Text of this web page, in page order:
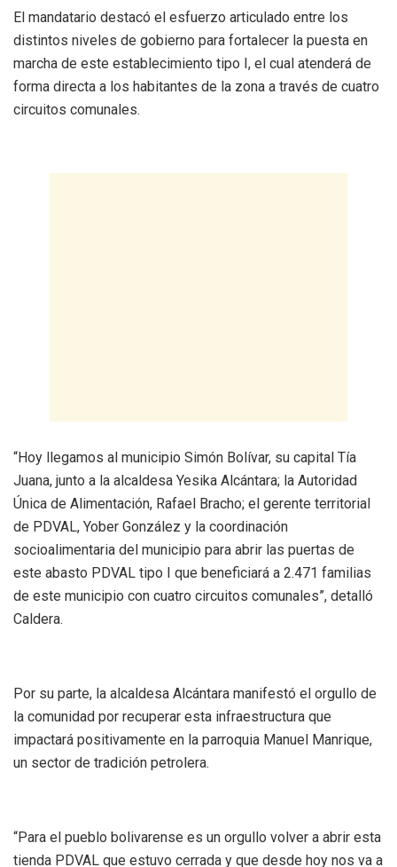
El mandatario destacó el esfuerzo articulado entre los
distintos niveles de gobierno para fortalecer la puesta en
marcha de este establecimiento tipo I, el cual atenderá de
forma directa a los habitantes de la zona a través de cuatro
circuitos comunales.
“Hoy llegamos al municipio Simón Bolívar, su capital Tía
Juana, junto a la alcaldesa Yesika Alcántara; la Autoridad
Única de Alimentación, Rafael Bracho; el gerente territorial
de PDVAL, Yober González y la coordinación
socioalimentaria del municipio para abrir las puertas de
este abasto PDVAL tipo I que beneficiará a 2.471 familias
de este municipio con cuatro circuitos comunales”, detalló
Caldera.
Por su parte, la alcaldesa Alcántara manifestó el orgullo de
la comunidad por recuperar esta infraestructura que
impactará positivamente en la parroquia Manuel Manrique,
un sector de tradición petrolera.
“Para el pueblo bolivarense es un orgullo volver a abrir esta
tienda PDVAL que estuvo cerrada y que desde hoy nos va a